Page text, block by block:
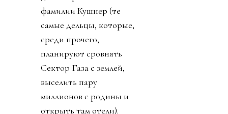
миллионов долларов (см.
обещанию получить 10